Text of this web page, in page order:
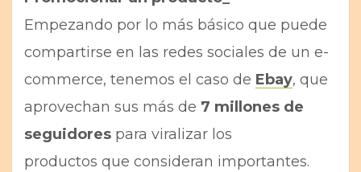
Empezando por lo más básico que puede
compartirse en las redes sociales de un e-
commerce, tenemos el caso de Ebay, que
aprovechan sus más de 7 millones de
seguidores para viralizar los
productos que consideran importantes.